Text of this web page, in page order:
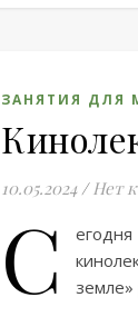
ЗАНЯТИЯ ДЛЯ
10.05.2024 / Нет
С